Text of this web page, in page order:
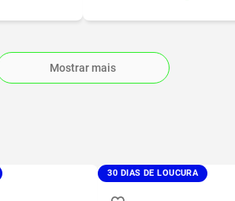
Mostrar mais
30 DIAS DE LOUCURA